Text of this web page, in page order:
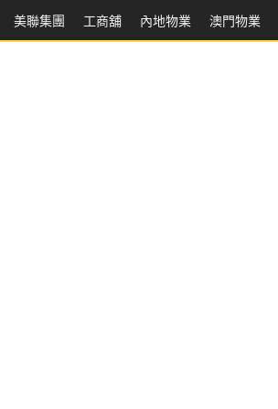
美聯集團 工商舖 內地物業 澳門物業